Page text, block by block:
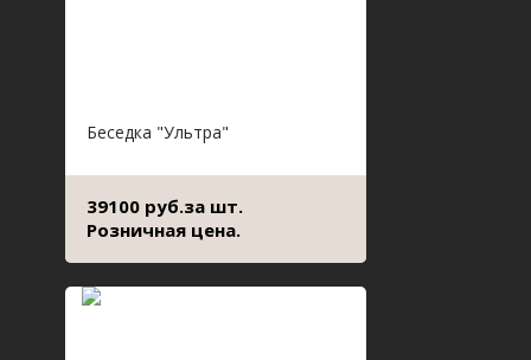
Беседка "Ультра"
39100 руб.за шт.
Розничная цена.